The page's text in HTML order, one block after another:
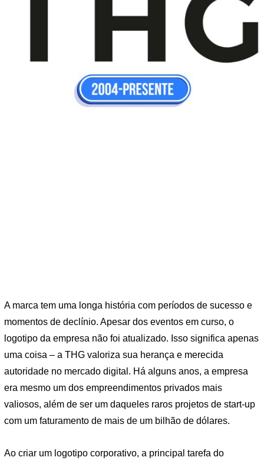
A marca tem uma longa história com períodos de sucesso e
momentos de declínio. Apesar dos eventos em curso, o
logotipo da empresa não foi atualizado. Isso significa apenas
uma coisa – a THG valoriza sua herança e merecida
autoridade no mercado digital. Há alguns anos, a empresa
era mesmo um dos empreendimentos privados mais
valiosos, além de ser um daqueles raros projetos de start-up
com um faturamento de mais de um bilhão de dólares.
Ao criar um logotipo corporativo, a principal tarefa do